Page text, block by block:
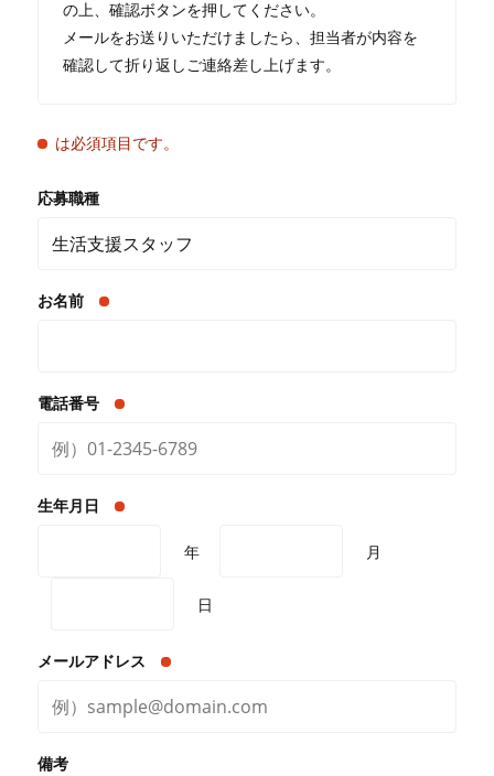
の上、確認ボタンを押してください。
メールをお送りいただけましたら、担当者が内容を
確認して折り返しご連絡差し上げます。
は必須項目です。
応募職種
お名前
電話番号
生年月日
年 月
日
メールアドレス
備考